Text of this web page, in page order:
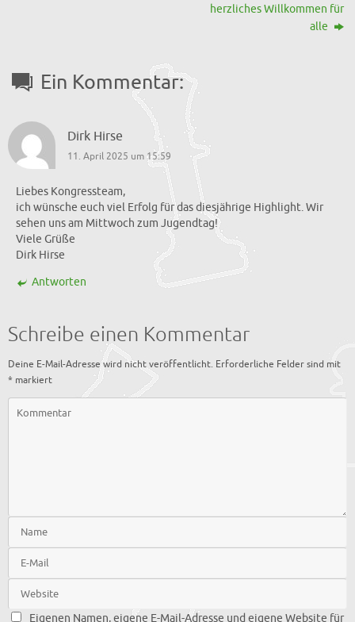
herzliches Willkommen für
alle
Ein Kommentar:
Dirk Hirse
11. April 2025 um 15:59
Liebes Kongressteam,
ich wünsche euch viel Erfolg für das diesjährige Highlight. Wir
sehen uns am Mittwoch zum Jugendtag!
Viele Grüße
Dirk Hirse
Antworten
Schreibe einen Kommentar
Deine E-Mail-Adresse wird nicht veröffentlicht. Erforderliche Felder sind mit
* markiert
Eigenen Namen, eigene E-Mail-Adresse und eigene Website für